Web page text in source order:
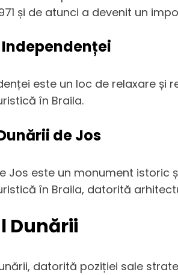
și de atunci a devenit un
este un loc de relaxare și
în Braila.
de Jos
Jos este un monument
în Braila, datorită
Dunării
datorită poziției sale